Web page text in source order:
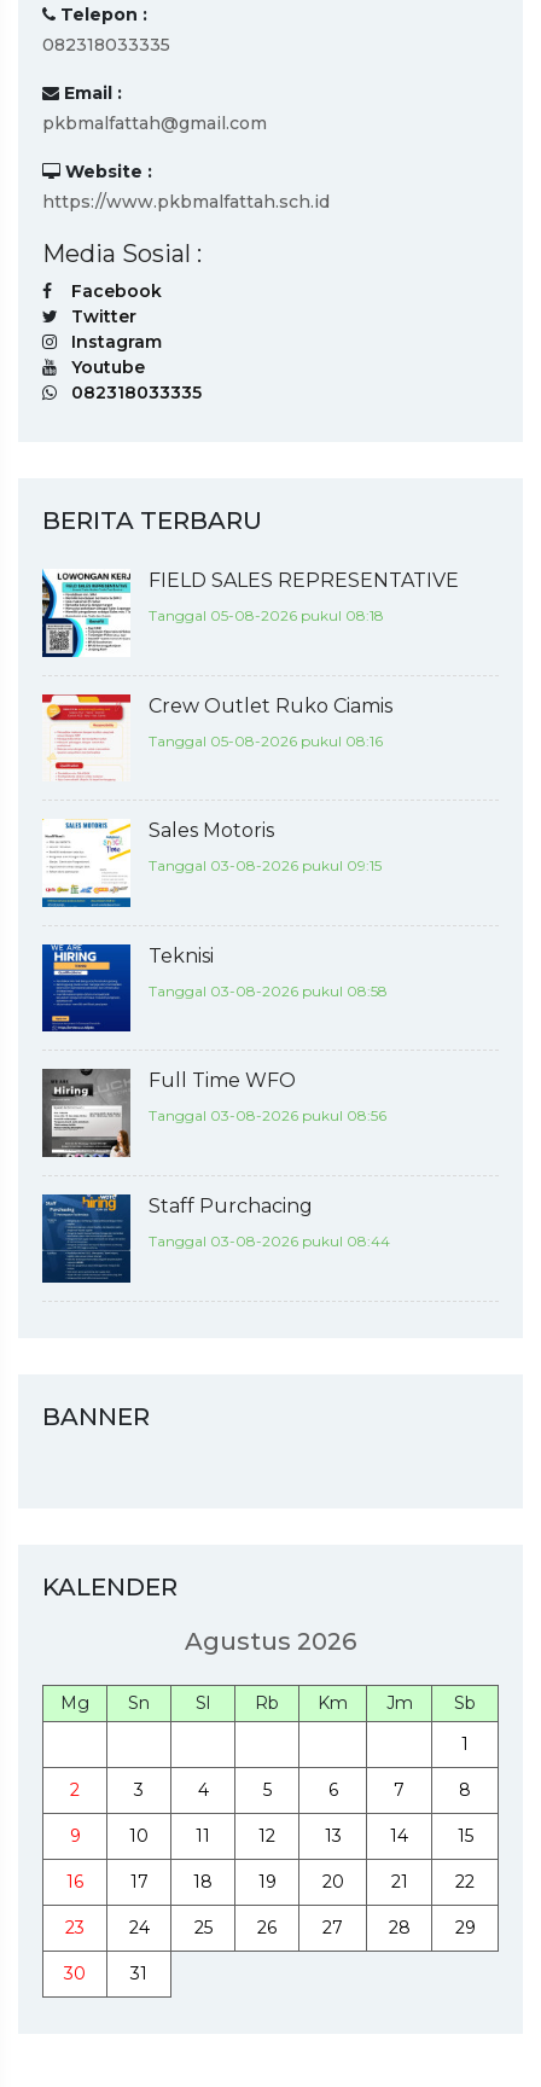
Telepon :
082318033335
Email :
pkbmalfattah@gmail.com
Website :
https://www.pkbmalfattah.sch.id
Media Sosial :
Facebook
Twitter
Instagram
Youtube
082318033335
BERITA TERBARU
FIELD SALES REPRESENTATIVE
Tanggal 05-08-2026 pukul 08:18
Crew Outlet Ruko Ciamis
Tanggal 05-08-2026 pukul 08:16
Sales Motoris
Tanggal 03-08-2026 pukul 09:15
Teknisi
Tanggal 03-08-2026 pukul 08:58
Full Time WFO
Tanggal 03-08-2026 pukul 08:56
Staff Purchacing
Tanggal 03-08-2026 pukul 08:44
BANNER
KALENDER
Agustus 2026
Mg Sn Sl Rb Km Jm
Sb
1
2 3 4 5 6 7 8
9 10 11 12 13 14 15
16 17 18 19 20 21 22
23 24 25 26 27 28 29
30 31